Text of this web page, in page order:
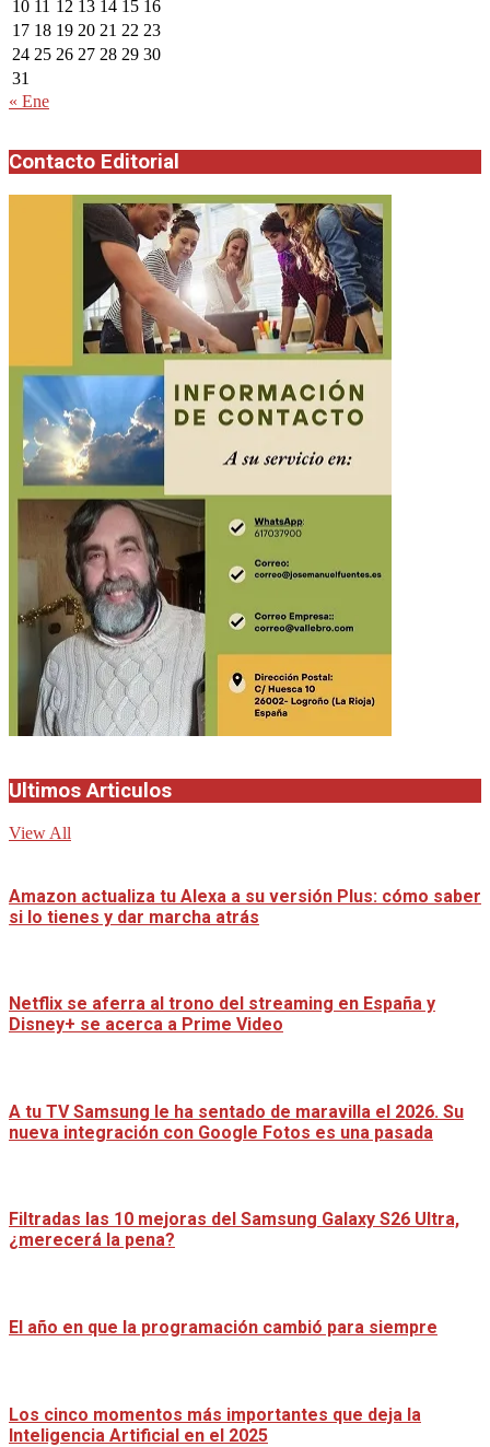
10 11 12 13 14 15 16
17 18 19 20 21 22 23
24 25 26 27 28 29 30
31
« Ene
Contacto Editorial
Ultimos Articulos
View All
Amazon actualiza tu Alexa a su versión Plus: cómo saber
si lo tienes y dar marcha atrás
Netflix se aferra al trono del streaming en España y
Disney+ se acerca a Prime Video
A tu TV Samsung le ha sentado de maravilla el 2026. Su
nueva integración con Google Fotos es una pasada
Filtradas las 10 mejoras del Samsung Galaxy S26 Ultra,
¿merecerá la pena?
El año en que la programación cambió para siempre
Los cinco momentos más importantes que deja la
Inteligencia Artificial en el 2025